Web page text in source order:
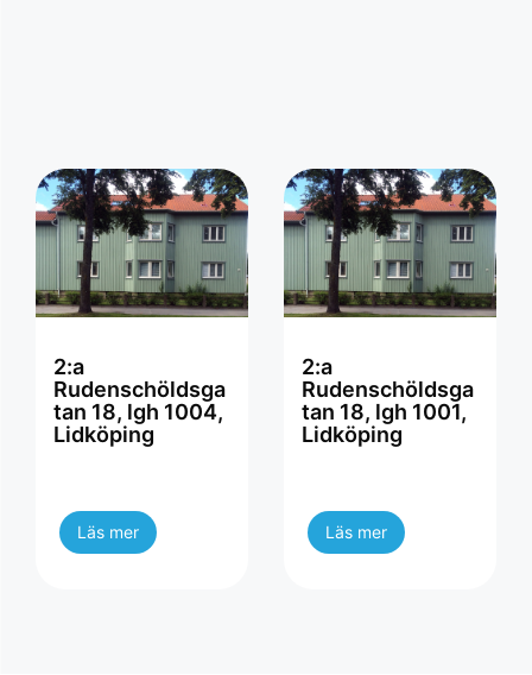
2:a
Rudenschöldsga
tan 18, lgh 1004,
Lidköping
Läs mer
2:a
Rudenschöldsga
tan 18, lgh 1001,
Lidköping
Läs mer